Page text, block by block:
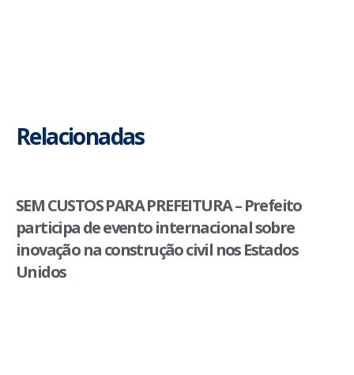
Relacionadas
SEM CUSTOS PARA PREFEITURA – Prefeito
participa de evento internacional sobre
inovação na construção civil nos Estados
Unidos